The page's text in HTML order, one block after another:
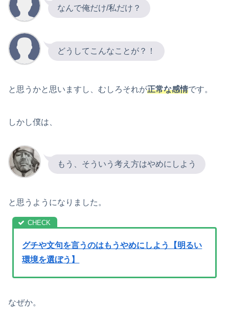
なんで俺だけ/私だけ？
どうしてこんなことが？！
と思うかと思いますし、むしろそれが正常な感情です。
しかし僕は、
もう、そういう考え方はやめにしよう
と思うようになりました。
グチや文句を言うのはもうやめにしよう【明るい
環境を選ぼう】
なぜか。